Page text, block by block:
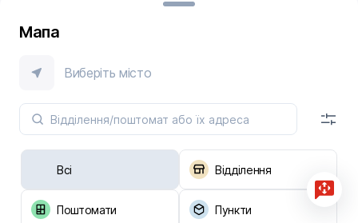
Мапа
Виберіть місто
Всі Відділення
Поштомати Пункти